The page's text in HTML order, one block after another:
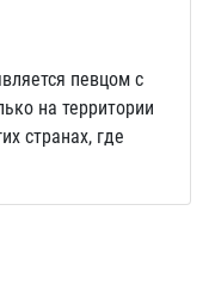
певцом с
на территории
странах, где